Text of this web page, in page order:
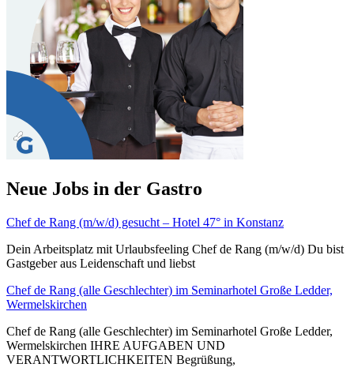
Neue Jobs in der Gastro
Chef de Rang (m/w/d) gesucht – Hotel 47° in Konstanz
Dein Arbeitsplatz mit Urlaubsfeeling Chef de Rang (m/w/d) Du bist
Gastgeber aus Leidenschaft und liebst
Chef de Rang (alle Geschlechter) im Seminarhotel Große Ledder,
Wermelskirchen
Chef de Rang (alle Geschlechter) im Seminarhotel Große Ledder,
Wermelskirchen IHRE AUFGABEN UND
VERANTWORTLICHKEITEN Begrüßung,